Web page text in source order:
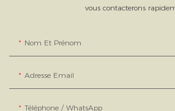
vous contacterons
Nom Et Prénom
Adresse Email
Téléphone / WhatsApp